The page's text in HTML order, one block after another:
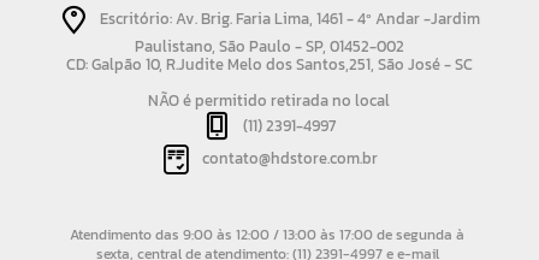
Escritório: Av. Brig. Faria Lima, 1461 - 4º Andar -Jardim
Paulistano, São Paulo - SP, 01452-002
CD: Galpão 10, R.Judite Melo dos Santos,251, São José - SC
NÃO é permitido retirada no local
(11) 2391-4997
contato@hdstore.com.br